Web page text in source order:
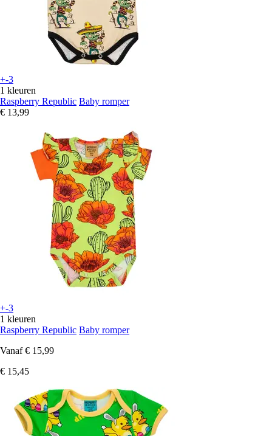
+-3
1 kleuren
Raspberry Republic Baby romper
€ 13,99
+-3
1 kleuren
Raspberry Republic Baby romper
Vanaf € 15,99
€ 15,45